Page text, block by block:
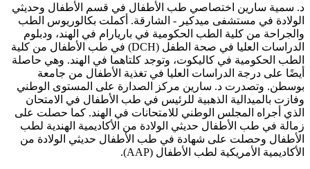
د. سمية سارين اختصاصي طب الأطفال في قسم الأطفال وحديثي
الولادة في مستشفى ميدكير - الشارقة. أكملت بكالوريوس الطب
والجراحة من كلية الطب الحكومية في باريارام في الهند، ودبلوم
الدراسات العليا في صحة الطفل (DCH) في طب الأطفال من كلية
الطب الحكومية في كاليكوت، وتوجد كلتاهما في الهند. وهي حاصلة
أيضًا على درجة الدراسات العليا في تغذية الأطفال من جامعة
بوسطن. وتصدرت د. سارين مركز الصدارة على المستوى الوطني
وفازت بالميدالية الذهبية للرئيس في طب الأطفال في الامتحان
الذي أجراه المجلس الوطني للامتحانات في الهند. كما حصلت على
زمالة في طب الأطفال حديثي الولادة من الأكاديمية الهندية لطب
الأطفال وحصلت على شهادة في طب الأطفال حديثي الولادة من
الأكاديمية الأمريكية لطب الأطفال (AAP).